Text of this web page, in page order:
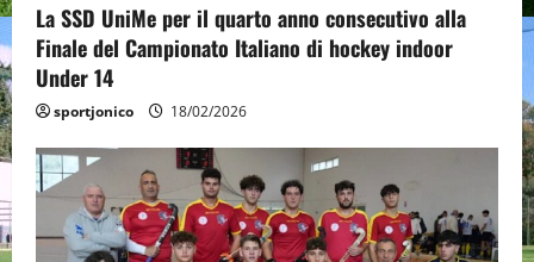
La SSD UniMe per il quarto anno consecutivo alla
Finale del Campionato Italiano di hockey indoor
Under 14
sportjonico 18/02/2026